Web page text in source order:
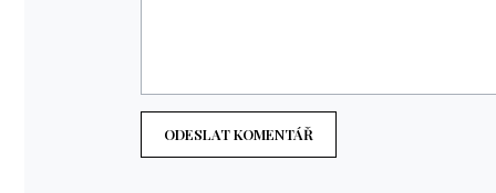
ODESLAT KOMENTÁŘ